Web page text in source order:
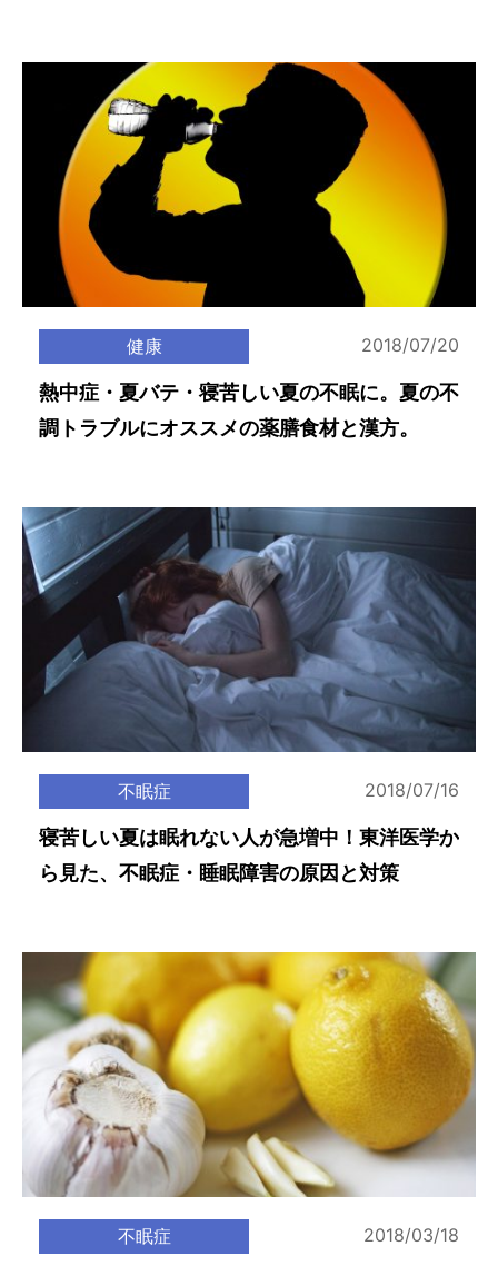
健康 2018/07/20
熱中症・夏バテ・寝苦しい夏の不眠に。夏の不
調トラブルにオススメの薬膳食材と漢方。
不眠症 2018/07/16
寝苦しい夏は眠れない人が急増中！東洋医学か
ら見た、不眠症・睡眠障害の原因と対策
不眠症 2018/03/18